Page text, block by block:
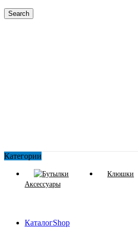
Search
Категории
Аксессуары
Клюшки
КаталогShop